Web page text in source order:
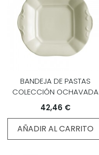
BANDEJA DE PASTAS
COLECCIÓN OCHAVADA
BLANCA
42,46 €
AÑADIR AL CARRITO